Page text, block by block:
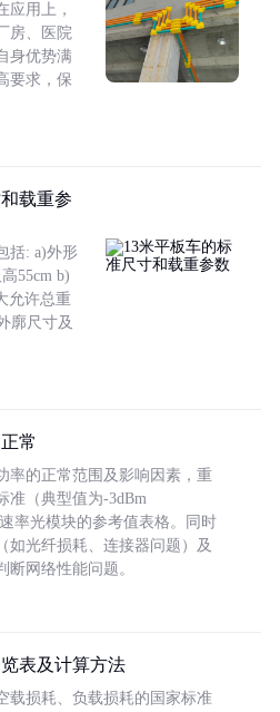
应用上，
房、医院
身优势满
要求，保
载重参
括: a)外形
55cm b)
允许总重
廓尺寸及
常
率的正常范围及影响因素，重
准（典型值为-3dBm
率光模块的参考值表格。同时
如光纤损耗、连接器问题）及
网络性能问题。
表及计算方法
载损耗、负载损耗的国家标准